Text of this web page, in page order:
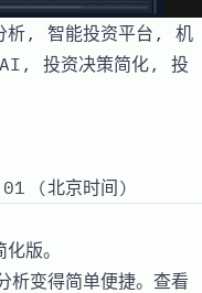
, 智能投资平台, 机
投资决策简化, 投
(北京时间)
版。
变得简单便捷。查看